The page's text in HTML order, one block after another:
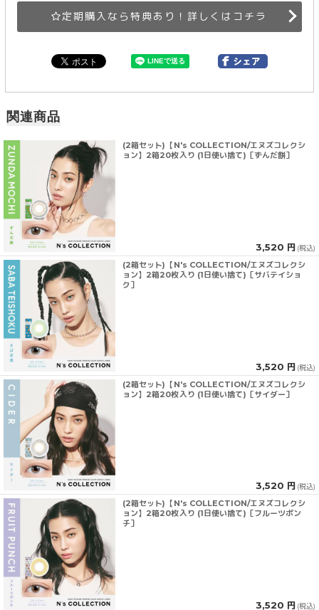
定期購入なら特典あり！詳しくはコチラ
関連商品
(2箱セット)【N's COLLECTION/エヌズコレクシ
ョン】2箱20枚入り (1日使い捨て)［ずんだ餅］
3,520 円 (税込)
(2箱セット)【N's COLLECTION/エヌズコレクシ
ョン】2箱20枚入り (1日使い捨て)［サバテイショ
ク］
3,520 円 (税込)
(2箱セット)【N's COLLECTION/エヌズコレクシ
ョン】2箱20枚入り (1日使い捨て)［サイダー］
3,520 円 (税込)
(2箱セット)【N's COLLECTION/エヌズコレクシ
ョン】2箱20枚入り (1日使い捨て)［フルーツポン
チ］
3,520 円 (税込)